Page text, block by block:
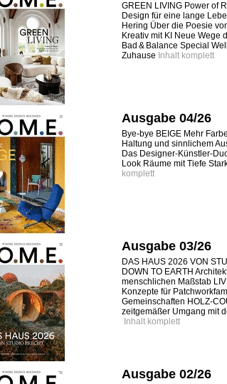
GREEN LIVING Power of
Design für eine lange
Hering Über die Poesie
Kreativ mit KI Neue Wege
Bad & Balance Special
Zuhause Inhalt komplett
Ausgabe 04/26
Bye-bye BEIGE Mehr
Haltung und sinnlichem
Das Designer-Künstler-
Look Räume mit Tiefe
komplett
Ausgabe 03/26
DAS HAUS 2026 VON
DOWN TO EARTH
menschlichen Maßstab
Konzepte für
Gemeinschaften HOLZ-
zeitgemäßer Umgang mit
Inhalt komplett
Ausgabe 02/26